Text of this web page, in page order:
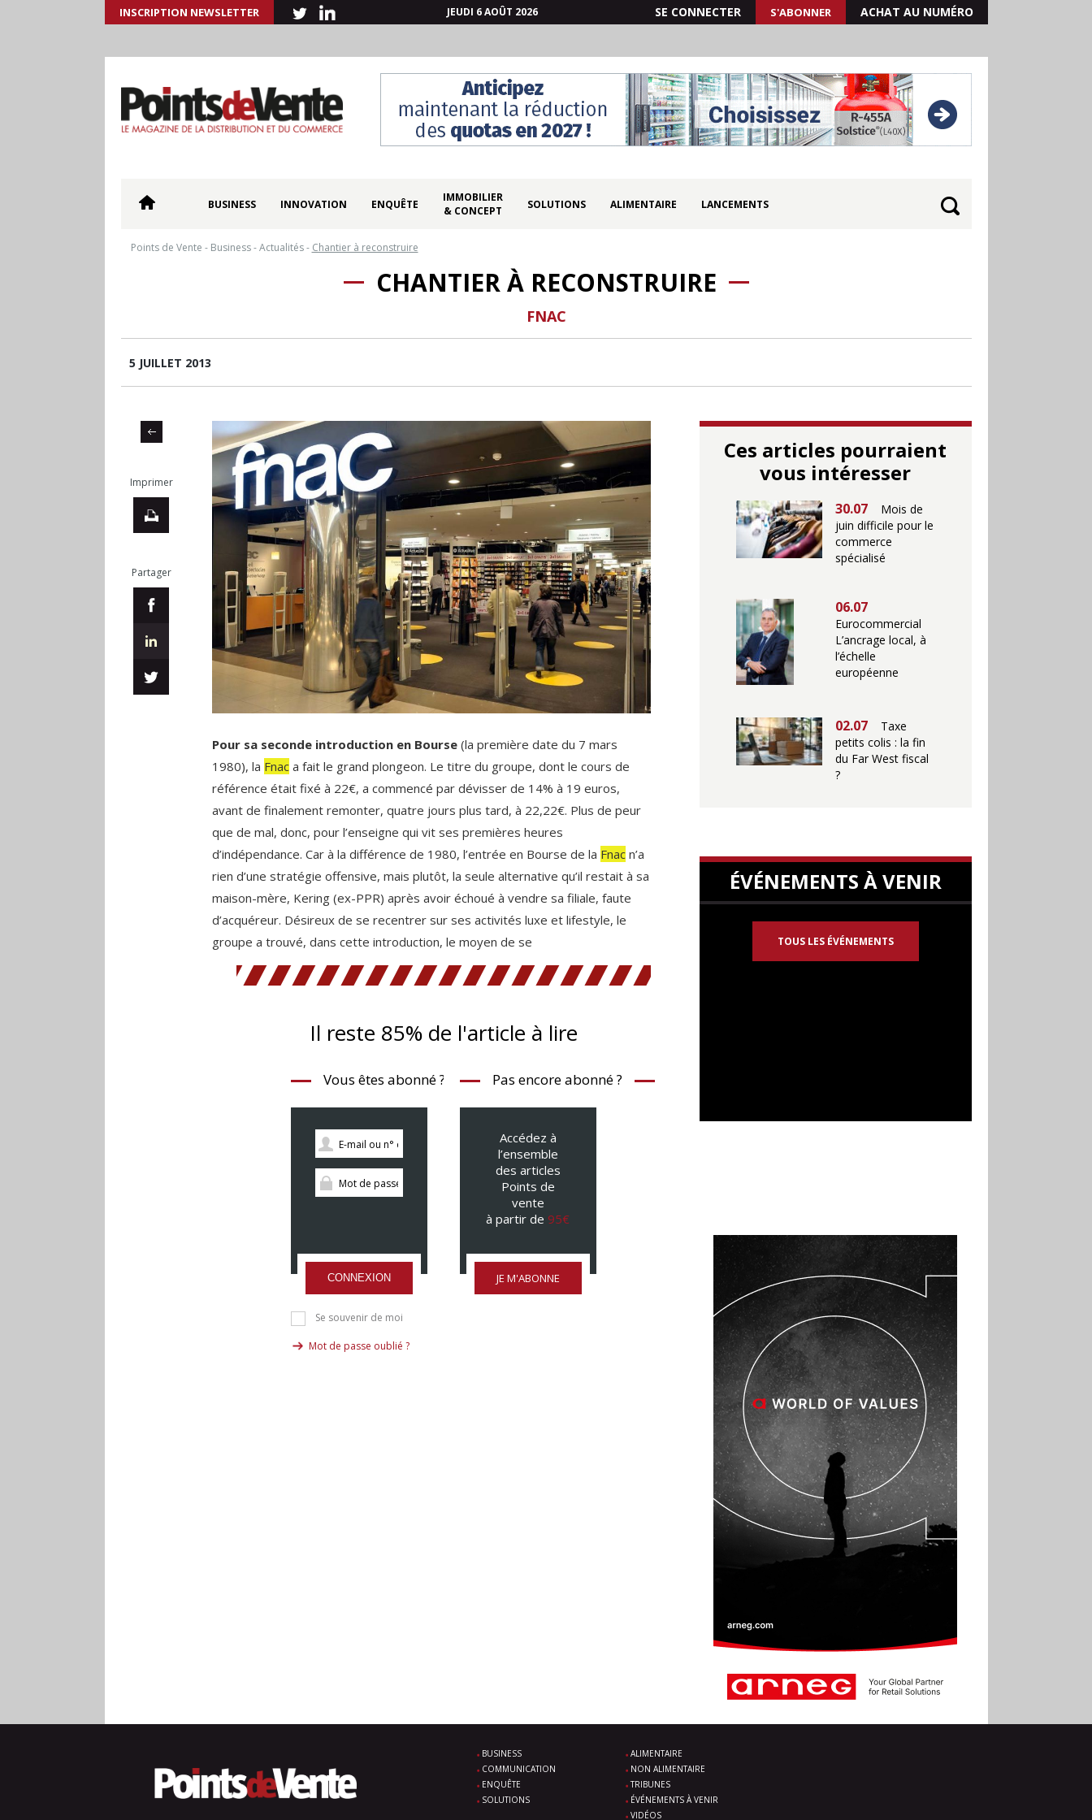
INSCRIPTION NEWSLETTER JEUDI 6 AOÛT 2026 SE CONNECTER S'ABONNER ACHAT AU NUMÉRO
BUSINESS INNOVATION ENQUÊTE
IMMOBILIER
& CONCEPT
SOLUTIONS ALIMENTAIRE LANCEMENTS
Points de Vente - Business-Actualités- Chantier à reconstruire
CHANTIER À RECONSTRUIRE
FNAC
5 JUILLET 2013
Imprimer
Partager
Pour sa seconde introduction en Bourse(la première date du 7 mars
1980), la Fnaca fait le grand plongeon. Le titre du groupe, dont le cours de
référence était fixé à 22€, a commencé par dévisser de 14% à 19 euros,
avant de finalement remonter, quatre jours plus tard, à 22,22€. Plus de peur
que de mal, donc, pour l’enseigne qui vit ses premières heures
d’indépendance. Car à la différence de 1980, l’entrée en Bourse de la Fnacn’a
rien d’une stratégie offensive, mais plutôt, la seule alternative qu’il restait à sa
maison-mère, Kering (ex-PPR) après avoir échoué à vendre sa filiale, faute
d’acquéreur. Désireux de se recentrer sur ses activités luxe et lifestyle, le
groupe a trouvé, dans cette introduction, le moyen de se
Il reste 85% de l'article à lire
Vous êtes abonné ?
CONNEXION
Se souvenir de moi
Mot de passe oublié ?
Pas encore abonné ?
Accédez à
l’ensemble
des articles
Points de
vente
à partir de 95€
JE M'ABONNE
Ces articles pourraient
vous intéresser
30.07
Mois de
juin difficile pour le
commerce
spécialisé
06.07
Eurocommercial
L’ancrage local, à
l’échelle
européenne
02.07
Taxe
petits colis : la fin
du Far West fiscal
?
ÉVÉNEMENTS À VENIR
TOUS LES ÉVÉNEMENTS
BUSINESS
COMMUNICATION
ENQUÊTE
SOLUTIONS
ALIMENTAIRE
NON ALIMENTAIRE
TRIBUNES
ÉVÉNEMENTS À VENIR
VIDÉOS